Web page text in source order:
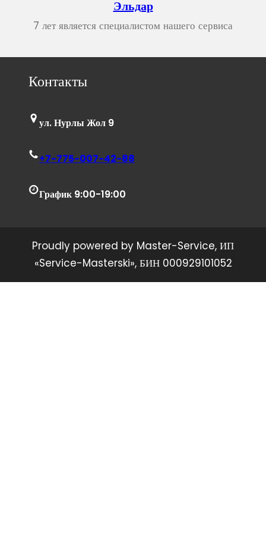
Эльдар
7 лет является специалистом нашего сервиса
Контакты
ул. Нурлы Жол 9
+7-775-007-42-88
График 9:00-19:00
Proudly powered by Master-Service, ИП
«Service-Masterski», БИН 000929101052